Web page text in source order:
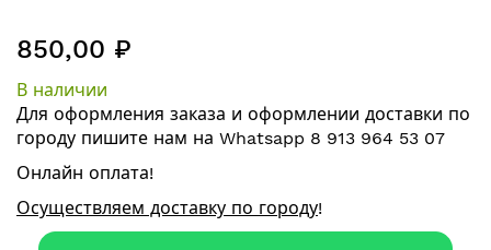
к
галереи
изображений
850,00 ₽
В наличии
Для оформления заказа и оформлении доставки по
городу пишите нам на Whatsapp 8 913 964 53 07
Онлайн оплата!
Осуществляем доставку по городу!